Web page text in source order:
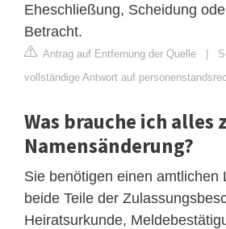
Eheschließung, Scheidung
Betracht.
Antrag auf Entfernung der Quelle |
vollständige Antwort auf
Was brauche ich alles
Namensänderung?
Sie benötigen einen amtlichen
beide Teile der
Heiratsurkunde,